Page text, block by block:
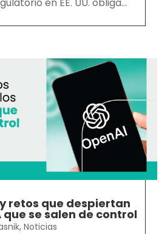
retos que despiertan
que se salen de control
,Noticias